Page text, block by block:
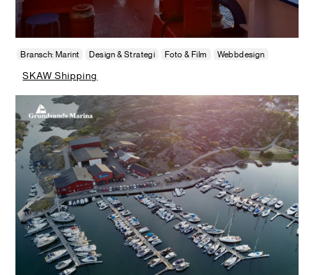
Bransch: Marint Design & Strategi Foto & Film Webbdesign
SKAW Shipping